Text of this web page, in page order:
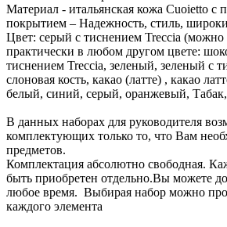
Материал - итальянская кожа Cuoietto с
покрытием – Надежность, стиль,
Цвет: серый с тиснением Treccia (можно
практически в любом другом цвете:
тиснением Treccia, зеленый, зеленый с
слоновая кость, какао (латте) , какао
белый, синий, серый, оранжевый,
В данных наборах для руководителя
комплектующих только то, что Вам
предметов.
Комплектация абсолютно свободная.
быть приобретен отдельно.Вы можете
любое время. Выбирая набор можно
каждого элемента